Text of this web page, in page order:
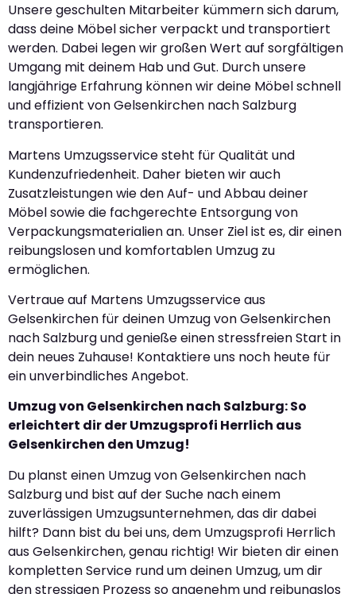
Unsere geschulten Mitarbeiter kümmern sich darum,
dass deine Möbel sicher verpackt und transportiert
werden. Dabei legen wir großen Wert auf sorgfältigen
Umgang mit deinem Hab und Gut. Durch unsere
langjährige Erfahrung können wir deine Möbel schnell
und effizient von Gelsenkirchen nach Salzburg
transportieren.
Martens Umzugsservice steht für Qualität und
Kundenzufriedenheit. Daher bieten wir auch
Zusatzleistungen wie den Auf- und Abbau deiner
Möbel sowie die fachgerechte Entsorgung von
Verpackungsmaterialien an. Unser Ziel ist es, dir einen
reibungslosen und komfortablen Umzug zu
ermöglichen.
Vertraue auf Martens Umzugsservice aus
Gelsenkirchen für deinen Umzug von Gelsenkirchen
nach Salzburg und genieße einen stressfreien Start in
dein neues Zuhause! Kontaktiere uns noch heute für
ein unverbindliches Angebot.
Umzug von Gelsenkirchen nach Salzburg: So
erleichtert dir der Umzugsprofi Herrlich aus
Gelsenkirchen den Umzug!
Du planst einen Umzug von Gelsenkirchen nach
Salzburg und bist auf der Suche nach einem
zuverlässigen Umzugsunternehmen, das dir dabei
hilft? Dann bist du bei uns, dem Umzugsprofi Herrlich
aus Gelsenkirchen, genau richtig! Wir bieten dir einen
kompletten Service rund um deinen Umzug, um dir
den stressigen Prozess so angenehm und reibungslos